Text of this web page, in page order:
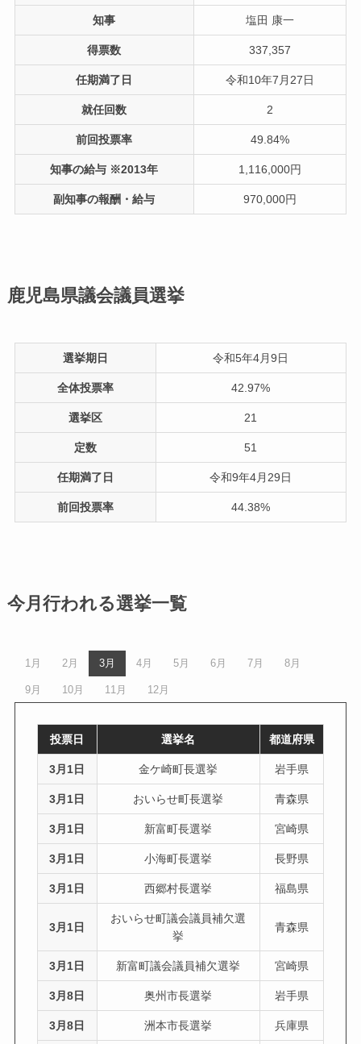
知事 塩田 康一
得票数 337,357
任期満了日 令和10年7月27日
就任回数 2
前回投票率 49.84%
知事の給与 ※2013年 1,116,000円
副知事の報酬・給与 970,000円
鹿児島県議会議員選挙
選挙期日 令和5年4月9日
全体投票率 42.97%
選挙区 21
定数 51
任期満了日 令和9年4月29日
前回投票率 44.38%
今月行われる選挙一覧
1月 2月 3月 4月 5月 6月 7月 8月
9月 10月 11月 12月
投票日 選挙名 都道府県
3月1日 金ケ崎町長選挙 岩手県
3月1日 おいらせ町長選挙 青森県
3月1日 新富町長選挙 宮崎県
3月1日 小海町長選挙 長野県
3月1日 西郷村長選挙 福島県
3月1日
おいらせ町議会議員補欠選
挙
青森県
3月1日 新富町議会議員補欠選挙 宮崎県
3月8日 奥州市長選挙 岩手県
3月8日 洲本市長選挙 兵庫県